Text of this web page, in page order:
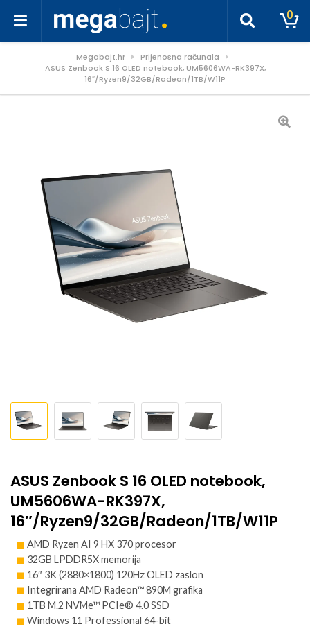
0
Megabajt.hr
Prijenosna računala
ASUS Zenbook S 16 OLED notebook, UM5606WA-RK397X,
16″/Ryzen9/32GB/Radeon/1TB/W11P
ASUS Zenbook S 16 OLED notebook,
UM5606WA-RK397X,
16″/Ryzen9/32GB/Radeon/1TB/W11P
AMD Ryzen AI 9 HX 370 procesor
32GB LPDDR5X memorija
16″ 3K (2880×1800) 120Hz OLED zaslon
Integrirana AMD Radeon™ 890M grafika
1TB M.2 NVMe™ PCIe® 4.0 SSD
Windows 11 Professional 64-bit